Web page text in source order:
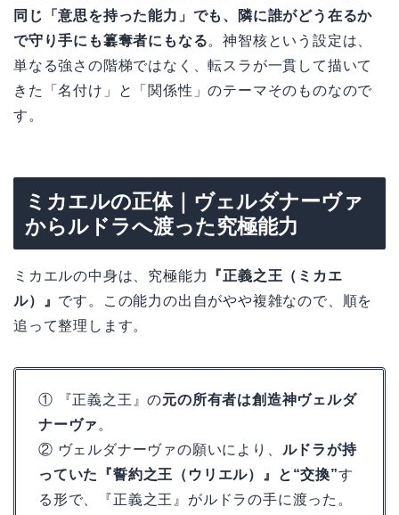
同じ「意思を持った能力」でも、隣に誰がどう在るか
で守り手にも簒奪者にもなる。神智核という設定は、
単なる強さの階梯ではなく、転スラが一貫して描いて
きた「名付け」と「関係性」のテーマそのものなので
す。
ミカエルの正体｜ヴェルダナーヴァ
からルドラへ渡った究極能力
ミカエルの中身は、究極能力
『正義之王（ミカエ
ル）』 です。この能力の出自がやや複雑なので、順を
追って整理します。
① 『正義之王』の元の所有者は創造神ヴェルダ
ナーヴァ 。
② ヴェルダナーヴァの願いにより、 ルドラが持
っていた『誓約之王（ウリエル）』と“交換”す
る形で、『正義之王』がルドラの手に渡った。